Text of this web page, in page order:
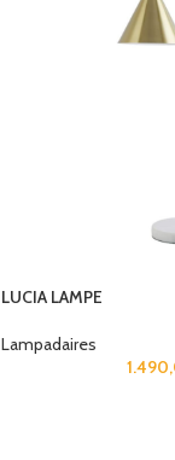
LUCIA LAMPE
Lampadaires